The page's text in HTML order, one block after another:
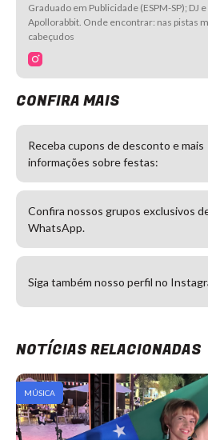
Graduado em Publicidade (ESPM-SP);
Apollorabbit. Onde encontrar: nas pistas
cabeçudos
CONFIRA MAIS
Receba cupons de desconto e mais
informações sobre festas:
Confira nossos grupos exclusivos
WhatsApp.
Siga também nosso perfil no
NOTÍCIAS RELACIONADAS
MÚSICA